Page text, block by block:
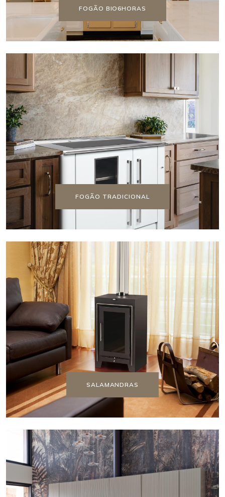
FOGÃO BIO6HORAS
FOGÃO TRADICIONAL
SALAMANDRAS